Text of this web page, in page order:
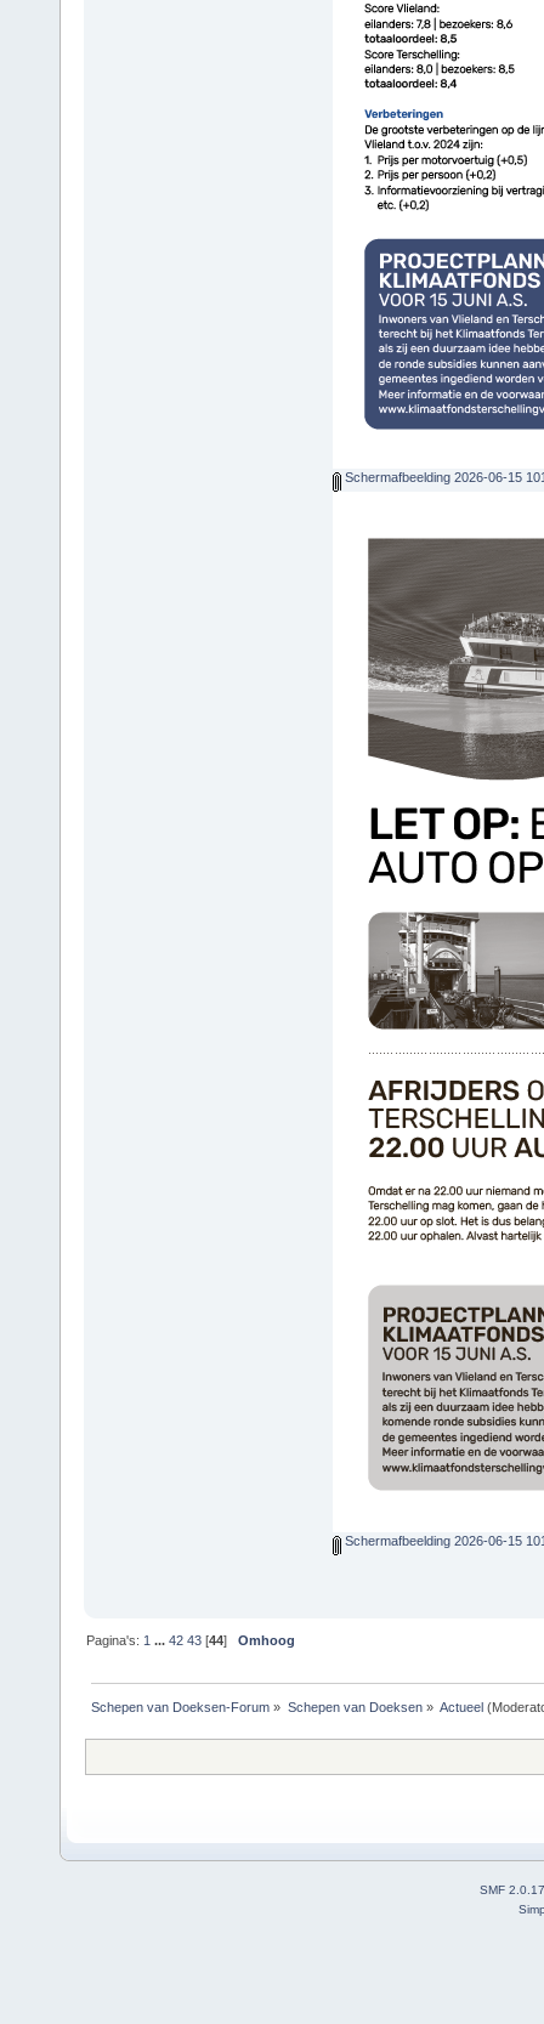
Schermafbeelding 2026-06-15
Schermafbeelding 2026-06-15
Pagina's: 1 ...42 43 [44]Omhoog
Schepen van Doeksen-Forum » Schepen van Doeksen» Actueel
SMF 2.0.17